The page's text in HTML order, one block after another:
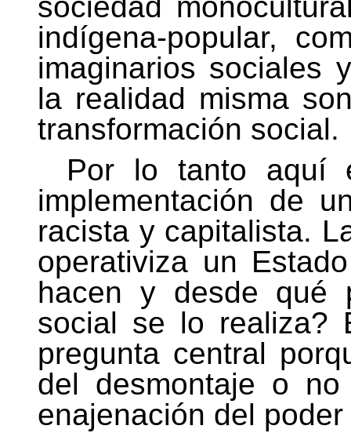
indígena-popular,
imaginarios sociales
la realidad misma
transformación social.
Por lo tanto aquí
implementación de
racista y capitalista.
operativiza un
hacen y desde qué
social se lo realiza?
pregunta central
del desmontaje o
enajenación del